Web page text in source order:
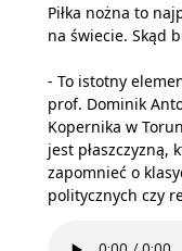
Piłka nożna to
na świecie. Skąd
- To istotny
prof. Dominik
Kopernika w
jest płaszczyzną,
zapomnieć o
politycznych czy